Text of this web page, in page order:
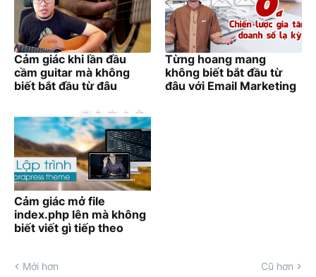
Cảm giác khi lần đầu
cầm guitar mà không
biết bắt đầu từ đâu
Từng hoang mang
không biết bắt đầu từ
đâu với Email Marketing
Cảm giác mở file
index.php lên mà không
biết viết gì tiếp theo
Mới hơn Cũ hơn